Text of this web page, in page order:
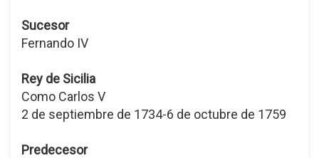
Sucesor
Fernando IV
Rey de Sicilia
Como Carlos V
2 de septiembre de 1734-6 de octubre de 1759
Predecesor